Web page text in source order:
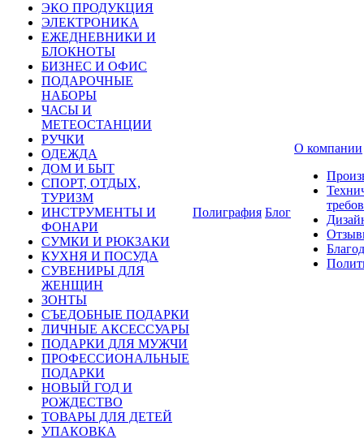
ЭКО ПРОДУКЦИЯ
ЭЛЕКТРОНИКА
ЕЖЕДНЕВНИКИ И
БЛОКНОТЫ
БИЗНЕС И ОФИС
ПОДАРОЧНЫЕ
НАБОРЫ
ЧАСЫ И
МЕТЕОСТАНЦИИ
РУЧКИ
ОДЕЖДА
ДОМ И БЫТ
СПОРТ, ОТДЫХ,
ТУРИЗМ
ИНСТРУМЕНТЫ И
ФОНАРИ
СУМКИ И РЮКЗАКИ
КУХНЯ И ПОСУДА
СУВЕНИРЫ ДЛЯ
ЖЕНЩИН
ЗОНТЫ
СЪЕДОБНЫЕ ПОДАРКИ
ЛИЧНЫЕ АКСЕССУАРЫ
ПОДАРКИ ДЛЯ МУЖЧИ
ПРОФЕССИОНАЛЬНЫЕ
ПОДАРКИ
НОВЫЙ ГОД И
РОЖДЕСТВО
ТОВАРЫ ДЛЯ ДЕТЕЙ
УПАКОВКА
Полиграфия Блог
О компании